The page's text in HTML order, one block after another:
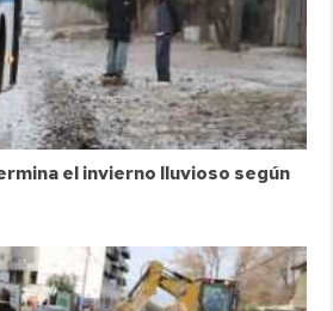
el invierno lluvioso según